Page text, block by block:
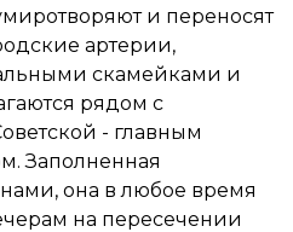
и переносят
артерии,
скамейками и
рядом с
- главным
Заполненная
она в любое время
на пересечении